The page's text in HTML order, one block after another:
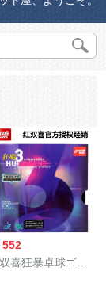
552
喜狂暴卓球ゴム